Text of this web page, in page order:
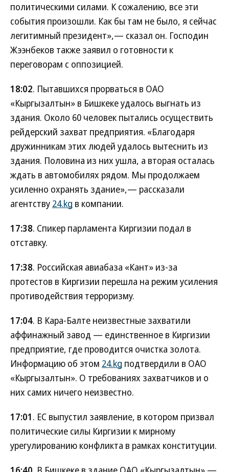
политическими силами. К сожалению, все эти
события произошли. Как бы там не было, я сейчас
легитимный президент»,— сказал он. Господин
Жээнбеков также заявил о готовности к
переговорам с оппозицией.
18:02. Пытавшихся прорваться в ОАО
«Кыргызалтын» в Бишкеке удалось выгнать из
здания. Около 60 человек пытались осуществить
рейдерский захват предприятия. «Благодаря
дружинникам этих людей удалось вытеснить из
здания. Половина из них ушла, а вторая осталась
ждать в автомобилях рядом. Мы продолжаем
усиленно охранять здание»,— рассказали
агентству 24.kg в компании.
17:38. Спикер парламента Киргизии подал в
отставку.
17:38. Российская авиабаза «Кант» из-за
протестов в Киргизии перешла на режим усиления
противодействия терроризму.
17:04. В Кара-Балте неизвестные захватили
аффинажный завод — единственное в Киргизии
предприятие, где проводится очистка золота.
Информацию об этом 24.kg подтвердили в ОАО
«Кыргызалтын». О требованиях захватчиков и о
них самих ничего неизвестно.
17:01. ЕС выпустил заявление, в котором призвал
политические силы Киргизии к мирному
урегулированию конфликта в рамках конституции.